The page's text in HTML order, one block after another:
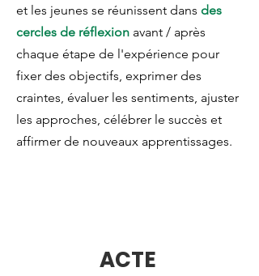
et les jeunes se réunissent dans des
cercles de réflexion avant / après
chaque étape de l'expérience pour
fixer des objectifs, exprimer des
craintes, évaluer les sentiments, ajuster
les approches, célébrer le succès et
affirmer de nouveaux apprentissages.
ACTE